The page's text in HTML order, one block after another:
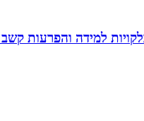
למידה והפרעות